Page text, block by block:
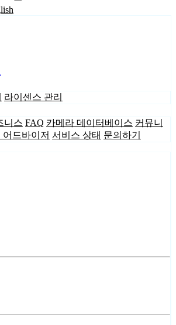
라이센스 관리
니스 FAQ 카메라 데이터베이스 커뮤니
어드바이저 서비스 상태 문의하기